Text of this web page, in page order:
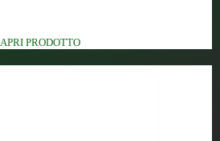
APRI PRODOTTO